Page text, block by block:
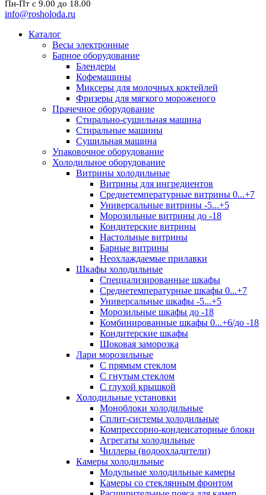
Пн-Пт с 9.00 до 18.00
info@rosholoda.ru
Каталог
Весы электронные
Барное оборудование
Блендеры
Кофемашины
Миксеры для молочных коктейлей
Фризеры для мягкого мороженого
Прачечное оборудование
Стирально-сушильная машина
Стиральные машины
Сушильная машина
Упаковочное оборудование
Холодильное оборудование
Витрины холодильные
Витрины для ингредиентов
Среднетемпературные витрины 0...+7
Универсальные витрины -5...+5
Морозильные витрины до -18
Кондитерские витрины
Настольные витрины
Барные витрины
Неохлаждаемые прилавки
Шкафы холодильные
Cпециализированные шкафы
Среднетемпературные шкафы 0...+7
Универсальные шкафы -5...+5
Морозильные шкафы до -18
Комбинированные шкафы 0...+6/до -18
Кондитерские шкафы
Шоковая заморозка
Лари морозильные
С прямым стеклом
С гнутым стеклом
С глухой крышкой
Холодильные установки
Моноблоки холодильные
Сплит-системы холодильные
Компрессорно-конденсаторные блоки
Агрегаты холодильные
Чиллеры (водоохладители)
Камеры холодильные
Модульные холодильные камеры
Камеры со стеклянным фронтом